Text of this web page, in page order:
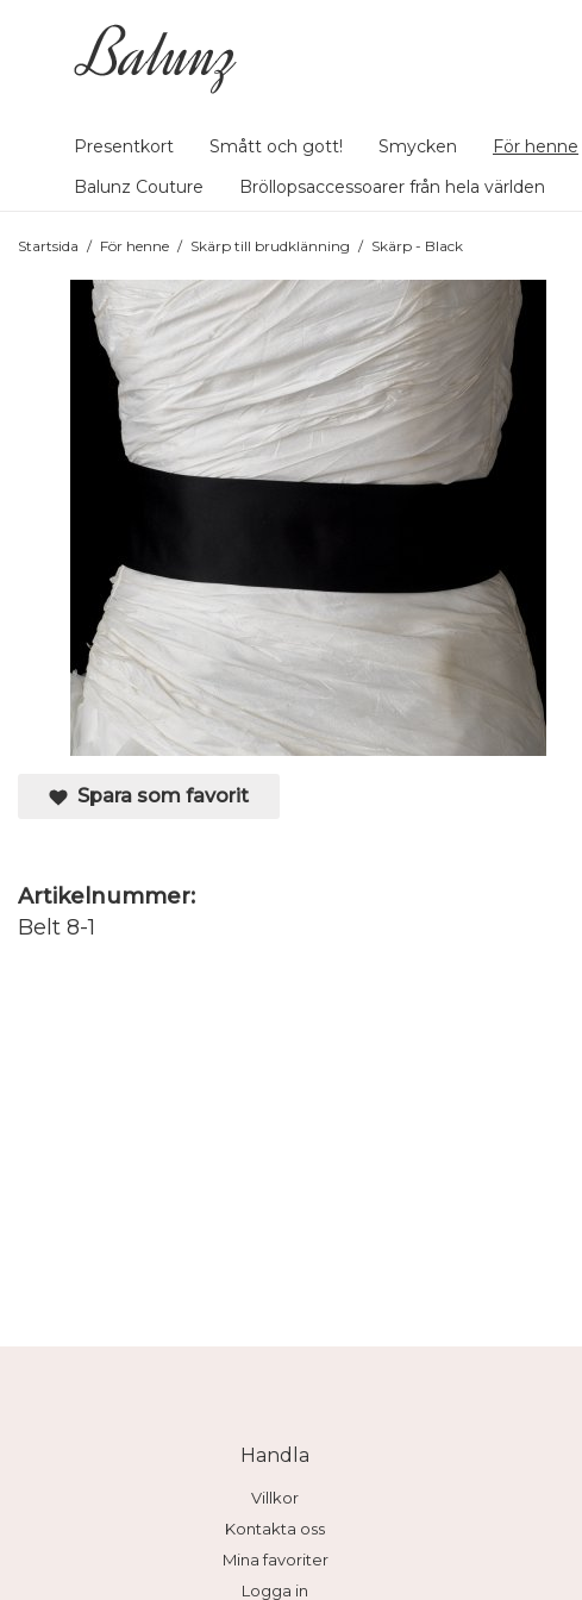
Presentkort Smått och gott! Smycken För henne
Balunz Couture
Bröllopsaccessoarer från hela världen
Startsida / För henne / Skärp till brudklänning / Skärp - Black
Spara som favorit
Artikelnummer:
Belt 8-1
Handla
Villkor
Kontakta oss
Mina favoriter
Logga in